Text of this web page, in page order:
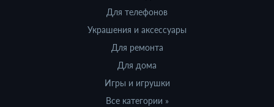
Для телефонов
Украшения и аксессуары
Для ремонта
Для дома
Игры и игрушки
Все категории »